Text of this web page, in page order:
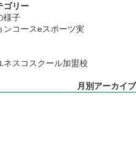
ゴリー
様子
ンコースeスポーツ実
ネスコスクール加盟校
月別アーカイブ